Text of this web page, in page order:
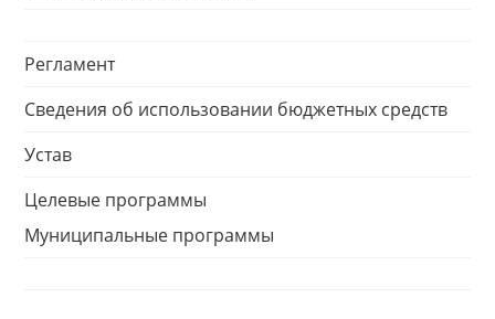
Регламент
Сведения об использовании бюджетных средств
Устав
Целевые программы
Муниципальные программы